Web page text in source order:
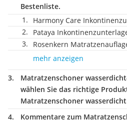
Bestenliste.
Harmony Care
Pataya
Rosenkern
mehr anzeigen
Matratzenschoner
wählen Sie das richtige
Matratzenschoner
Kommentare zum